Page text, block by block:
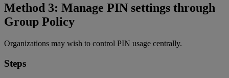
Method 3: Manage PIN settings through
Group Policy
Organizations may wish to control PIN usage centrally.
Steps